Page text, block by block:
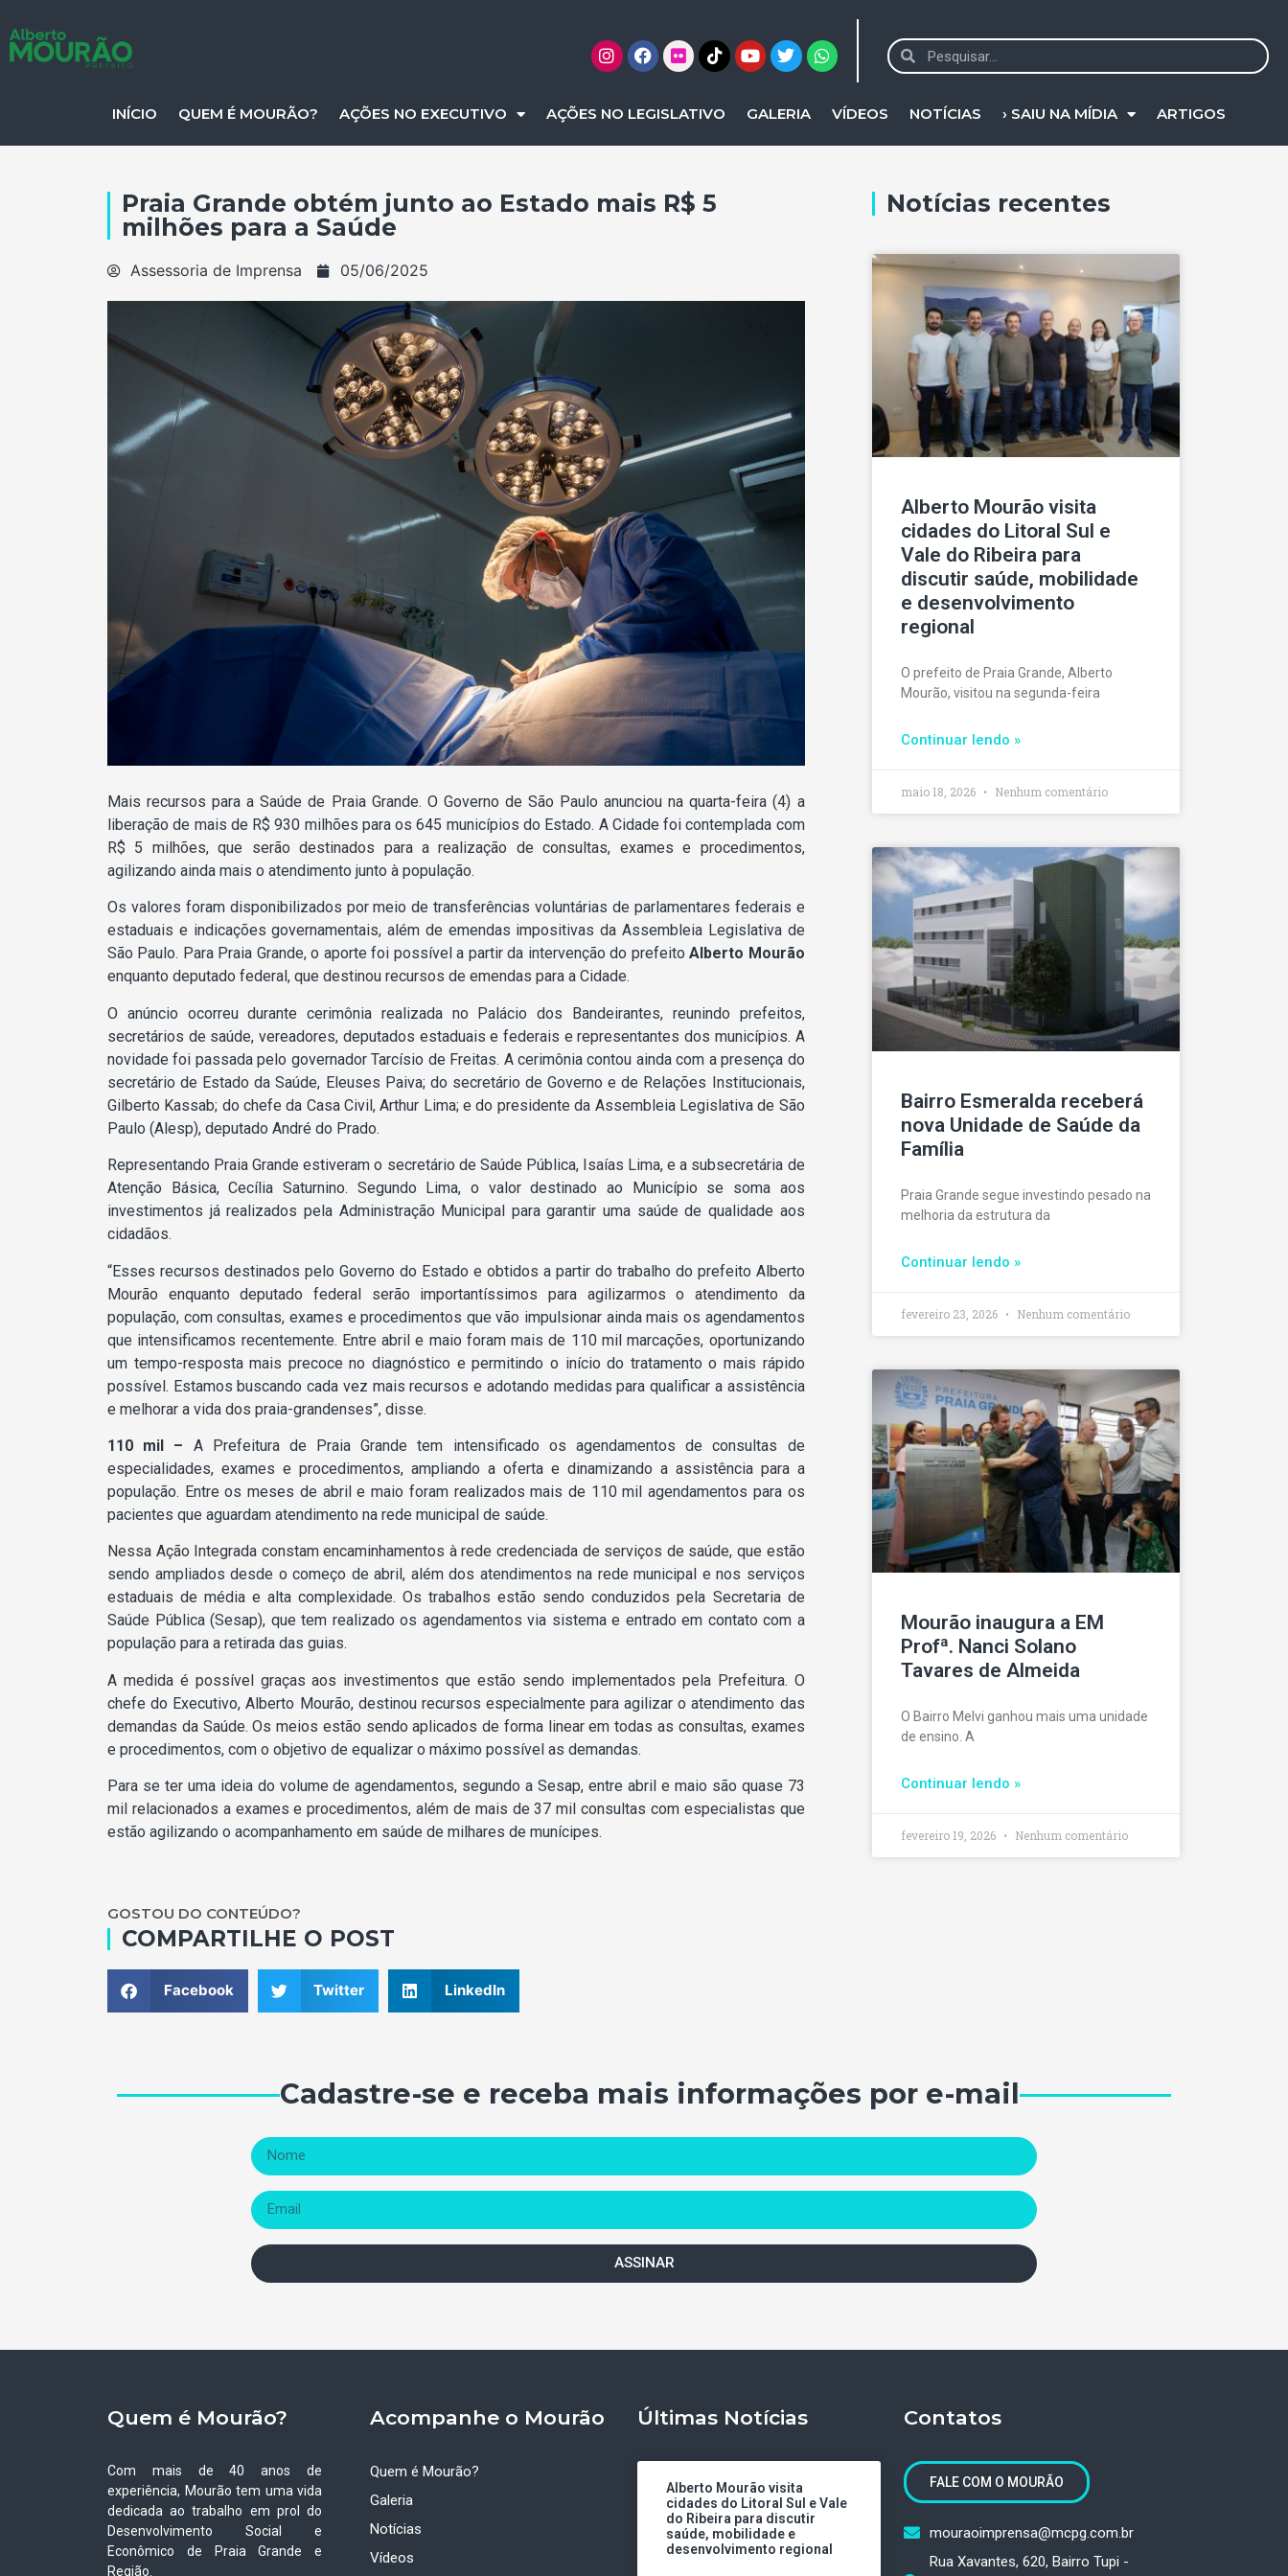
INÍCIO QUEM É MOURÃO? AÇÕES NO EXECUTIVO AÇÕES NO LEGISLATIVO GALERIA VÍDEOS NOTÍCIAS › SAIU NA MÍDIA ARTIGOS
Praia Grande obtém junto ao Estado mais R$ 5
milhões para a Saúde
Assessoria de Imprensa 05/06/2025
Mais recursos para a Saúde de Praia Grande. O Governo de São Paulo anunciou na quarta-feira (4) a
liberação de mais de R$ 930 milhões para os 645 municípios do Estado. A Cidade foi contemplada com
R$ 5 milhões, que serão destinados para a realização de consultas, exames e procedimentos,
agilizando ainda mais o atendimento junto à população.
Os valores foram disponibilizados por meio de transferências voluntárias de parlamentares federais e
estaduais e indicações governamentais, além de emendas impositivas da Assembleia Legislativa de
São Paulo. Para Praia Grande, o aporte foi possível a partir da intervenção do prefeitoAlberto Mourão
enquanto deputado federal, que destinou recursos de emendas para a Cidade.
O anúncio ocorreu durante cerimônia realizada no Palácio dos Bandeirantes, reunindo prefeitos,
secretários de saúde, vereadores, deputados estaduais e federais e representantes dos municípios. A
novidade foi passada pelo governador Tarcísio de Freitas. A cerimônia contou ainda com a presença do
secretário de Estado da Saúde, Eleuses Paiva; do secretário de Governo e de Relações Institucionais,
Gilberto Kassab; do chefe da Casa Civil, Arthur Lima; e do presidente da Assembleia Legislativa de São
Paulo (Alesp), deputado André do Prado.
Representando Praia Grande estiveram o secretário de Saúde Pública, Isaías Lima, e a subsecretária de
Atenção Básica, Cecília Saturnino. Segundo Lima, o valor destinado ao Município se soma aos
investimentos já realizados pela Administração Municipal para garantir uma saúde de qualidade aos
cidadãos.
“Esses recursos destinados pelo Governo do Estado e obtidos a partir do trabalho do prefeito Alberto
Mourão enquanto deputado federal serão importantíssimos para agilizarmos o atendimento da
população, com consultas, exames e procedimentos que vão impulsionar ainda mais os agendamentos
que intensificamos recentemente. Entre abril e maio foram mais de 110 mil marcações, oportunizando
um tempo-resposta mais precoce no diagnóstico e permitindo o início do tratamento o mais rápido
possível. Estamos buscando cada vez mais recursos e adotando medidas para qualificar a assistência
e melhorar a vida dos praia-grandenses”, disse.
110 mil – A Prefeitura de Praia Grande tem intensificado os agendamentos de consultas de
especialidades, exames e procedimentos, ampliando a oferta e dinamizando a assistência para a
população. Entre os meses de abril e maio foram realizados mais de 110 mil agendamentos para os
pacientes que aguardam atendimento na rede municipal de saúde.
Nessa Ação Integrada constam encaminhamentos à rede credenciada de serviços de saúde, que estão
sendo ampliados desde o começo de abril, além dos atendimentos na rede municipal e nos serviços
estaduais de média e alta complexidade. Os trabalhos estão sendo conduzidos pela Secretaria de
Saúde Pública (Sesap), que tem realizado os agendamentos via sistema e entrado em contato com a
população para a retirada das guias.
A medida é possível graças aos investimentos que estão sendo implementados pela Prefeitura. O
chefe do Executivo, Alberto Mourão, destinou recursos especialmente para agilizar o atendimento das
demandas da Saúde. Os meios estão sendo aplicados de forma linear em todas as consultas, exames
e procedimentos, com o objetivo de equalizar o máximo possível as demandas.
Para se ter uma ideia do volume de agendamentos, segundo a Sesap, entre abril e maio são quase 73
mil relacionados a exames e procedimentos, além de mais de 37 mil consultas com especialistas que
estão agilizando o acompanhamento em saúde de milhares de munícipes.
GOSTOU DO CONTEÚDO?
COMPARTILHE O POST
Facebook Twitter LinkedIn
Notícias recentes
Alberto Mourão visita
cidades do Litoral Sul e
Vale do Ribeira para
discutir saúde, mobilidade
e desenvolvimento
regional
O prefeito de Praia Grande, Alberto
Mourão, visitou na segunda-feira
Continuar lendo »
maio 18, 2026 Nenhum comentário
Bairro Esmeralda receberá
nova Unidade de Saúde da
Família
Praia Grande segue investindo pesado na
melhoria da estrutura da
Continuar lendo »
fevereiro 23, 2026 Nenhum comentário
Mourão inaugura a EM
Profª. Nanci Solano
Tavares de Almeida
O Bairro Melvi ganhou mais uma unidade
de ensino. A
Continuar lendo »
fevereiro 19, 2026 Nenhum comentário
Cadastre-se e receba mais informações por e-mail
ASSINAR
Quem é Mourão?
Com mais de 40 anos de
experiência, Mourão tem uma vida
dedicada ao trabalho em prol do
Desenvolvimento Social e
Econômico de Praia Grande e
Região.
Acompanhe o Mourão
Quem é Mourão?
Galeria
Notícias
Vídeos
Últimas Notícias
Alberto Mourão visita
cidades do Litoral Sul e Vale
do Ribeira para discutir
saúde, mobilidade e
desenvolvimento regional
Contatos
FALE COM O MOURÃO
mouraoimprensa@mcpg.com.br
Rua Xavantes, 620, Bairro Tupi -